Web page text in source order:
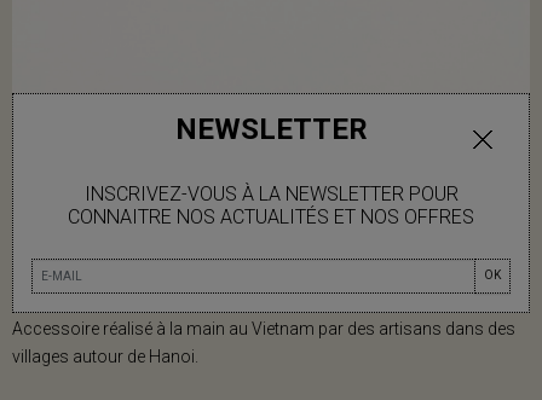
NEWSLETTER
INSCRIVEZ-VOUS À LA NEWSLETTER POUR
CONNAITRE NOS ACTUALITÉS ET NOS OFFRES
OK
CRÉOLES 85 TOTEM EN CORNE NOIRE
ET LAQUE BLEU
Créoles 85 Totem en corne noire et laque Bleu.
Accessoire réalisé à la main au Vietnam par des artisans dans des
villages autour de Hanoi.